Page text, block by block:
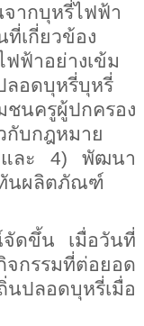
จากบุหรี่ไฟฟ้า
เกี่ยวข้อง
ฟ้าอย่างเข้ม
ลอดบุหรี่บุหรี่
นครูผู้ปกครอง
กับกฎหมาย
และ 4) พัฒนา
นผลิตภัณฑ์
จัดขึ้น เมื่อวันที่
กรรมที่ต่อยอด
ปลอดบุหรี่เมื่อ